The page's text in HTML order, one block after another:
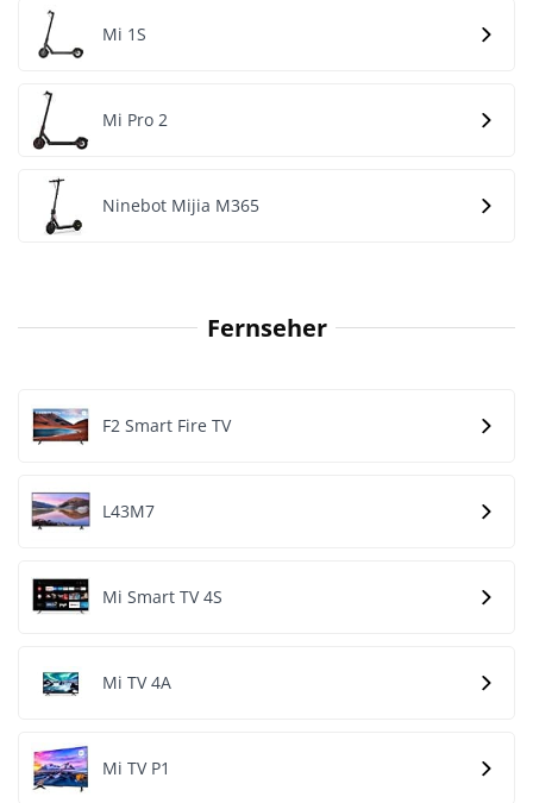
Mi 1S
Mi Pro 2
Ninebot Mijia M365
Fernseher
F2 Smart Fire TV
L43M7
Mi Smart TV 4S
Mi TV 4A
Mi TV P1